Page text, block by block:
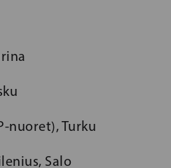
nuoret), Turku
Salo